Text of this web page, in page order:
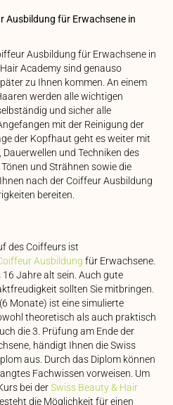
Ausbildung für Erwachsene in
Ausbildung für Erwachsene in
Academy sind genauso
zu Ihnen kommen. An einem
werden alle wichtigen
und sicher alle
mit der Reinigung der
der Kopfhaut geht es weiter mit
und Techniken des
und Strähnen sowie die
nach der Coiffeur Ausbildung
bereiten.
des Coiffeurs ist
Ausbildung für Erwachsene.
Jahre alt sein. Auch gute
sollten Sie mitbringen.
Monate) ist eine simulierte
theoretisch als auch praktisch
die 3. Prüfung am Ende der
händigt Ihnen die Swiss
aus. Durch das Diplom können
Fachwissen vorweisen. Um
bei derSwiss Beauty & Hair
die Möglichkeit für einen